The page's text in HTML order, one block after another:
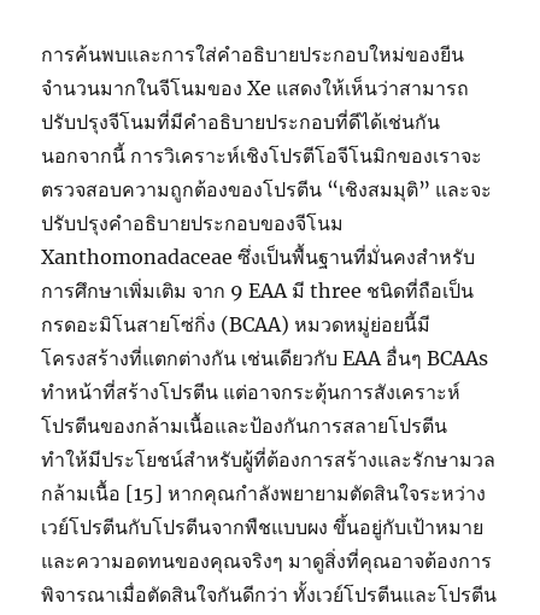
การค้นพบและการใส่คำอธิบายประกอบใหม่ของยีน
จำนวนมากในจีโนมของ Xe แสดงให้เห็นว่าสามารถ
ปรับปรุงจีโนมที่มีคำอธิบายประกอบที่ดีได้เช่นกัน
นอกจากนี้ การวิเคราะห์เชิงโปรตีโอจีโนมิกของเราจะ
ตรวจสอบความถูกต้องของโปรตีน “เชิงสมมุติ” และจะ
ปรับปรุงคำอธิบายประกอบของจีโนม
Xanthomonadaceae ซึ่งเป็นพื้นฐานที่มั่นคงสำหรับ
การศึกษาเพิ่มเติม จาก 9 EAA มี three ชนิดที่ถือเป็น
กรดอะมิโนสายโซ่กิ่ง (BCAA) หมวดหมู่ย่อยนี้มี
โครงสร้างที่แตกต่างกัน เช่นเดียวกับ EAA อื่นๆ BCAAs
ทำหน้าที่สร้างโปรตีน แต่อาจกระตุ้นการสังเคราะห์
โปรตีนของกล้ามเนื้อและป้องกันการสลายโปรตีน
ทำให้มีประโยชน์สำหรับผู้ที่ต้องการสร้างและรักษามวล
กล้ามเนื้อ [15] หากคุณกำลังพยายามตัดสินใจระหว่าง
เวย์โปรตีนกับโปรตีนจากพืชแบบผง ขึ้นอยู่กับเป้าหมาย
และความอดทนของคุณจริงๆ มาดูสิ่งที่คุณอาจต้องการ
พิจารณาเมื่อตัดสินใจกันดีกว่า ทั้งเวย์โปรตีนและโปรตีน